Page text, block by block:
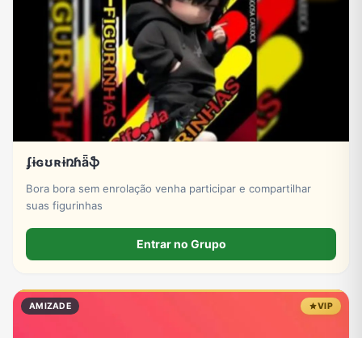
ʄɨɢʊʀɨռɦǟֆ
Bora bora sem enrolação venha participar e compartilhar
suas figurinhas
Entrar no Grupo
AMIZADE VIP